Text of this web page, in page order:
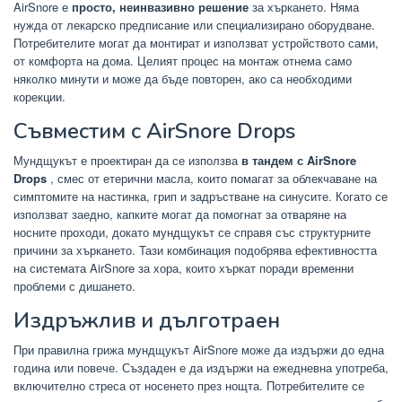
AirSnore е просто, неинвазивно решение за хъркането. Няма
нужда от лекарско предписание или специализирано оборудване.
Потребителите могат да монтират и използват устройството сами,
от комфорта на дома. Целият процес на монтаж отнема само
няколко минути и може да бъде повторен, ако са необходими
корекции.
Съвместим с AirSnore Drops
Мундщукът е проектиран да се използва в тандем с AirSnore
Drops , смес от етерични масла, които помагат за облекчаване на
симптомите на настинка, грип и задръстване на синусите. Когато се
използват заедно, капките могат да помогнат за отваряне на
носните проходи, докато мундщукът се справя със структурните
причини за хъркането. Тази комбинация подобрява ефективността
на системата AirSnore за хора, които хъркат поради временни
проблеми с дишането.
Издръжлив и дълготраен
При правилна грижа мундщукът AirSnore може да издържи до една
година или повече. Създаден е да издържи на ежедневна употреба,
включително стреса от носенето през нощта. Потребителите се